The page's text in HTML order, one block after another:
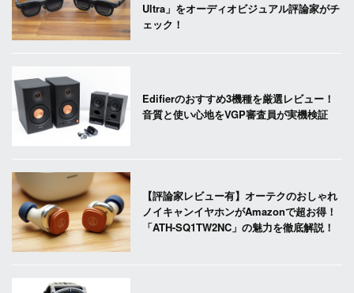
Ultra」をオーディオビジュアル評論家がチ
ェック！
Edifierのおすすめ3機種を厳選レビュー！
音質と使い心地をVGP審査員が実機検証
【評論家レビュー有】オーテクのおしゃれ
ノイキャンイヤホンがAmazonで超お得！
「ATH-SQ1TW2NC」の魅力を徹底解説！